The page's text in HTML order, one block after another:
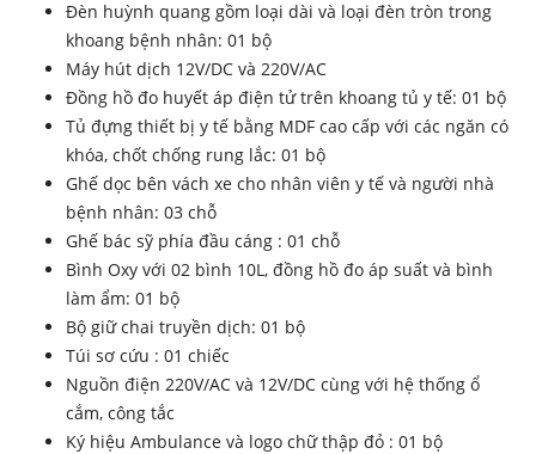
Đèn huỳnh quang gồm loại dài và loại đèn tròn trong
khoang bệnh nhân: 01 bộ
Máy hút dịch 12V/DC và 220V/AC
Đồng hồ đo huyết áp điện tử trên khoang tủ y tế: 01 bộ
Tủ đựng thiết bị y tế bằng MDF cao cấp với các ngăn có
khóa, chốt chống rung lắc: 01 bộ
Ghế dọc bên vách xe cho nhân viên y tế và người nhà
bệnh nhân: 03 chỗ
Ghế bác sỹ phía đầu cáng : 01 chỗ
Bình Oxy với 02 bình 10L, đồng hồ đo áp suất và bình
làm ẩm: 01 bộ
Bộ giữ chai truyền dịch: 01 bộ
Túi sơ cứu : 01 chiếc
Nguồn điện 220V/AC và 12V/DC cùng với hệ thống ổ
cắm, công tắc
Ký hiệu Ambulance và logo chữ thập đỏ : 01 bộ